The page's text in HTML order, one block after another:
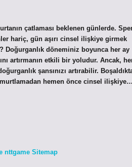
çatlaması beklenen günlerde.
hariç, gün aşırı cinsel ilişkiye girmek
Doğurganlık döneminiz boyunca her ay
artırmanın etkili bir yoludur. Ancak,
şansınızı artırabilir.
hemen önce cinsel ilişkiye…
nttgame Sitemap